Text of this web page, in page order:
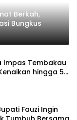
Berkah,
Bungkus
Impas Tembakau
hingga 5
Fauzi Ingin